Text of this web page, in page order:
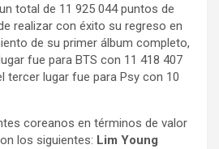
total de 11 925 044 puntos de
realizar con éxito su regreso en
de su primer álbum completo,
lugar fue para BTS con 11 418 407
tercer lugar fue para Psy con 10
coreanos en términos de valor
los siguientes: Lim Young